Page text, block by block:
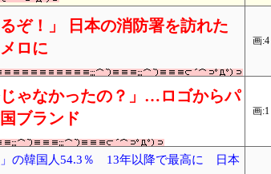
ぞ！」 日本の消防署を訪れた
ロに
画:4
じゃなかったの？」…ロゴからパ
ブランド
画:1
」の韓国人54.3％ 13年以降で最高に 日本